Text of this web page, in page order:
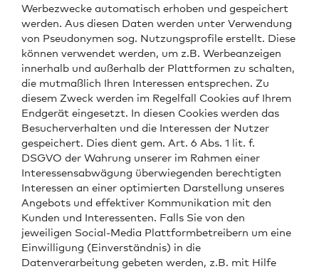
Werbezwecke automatisch erhoben und gespeichert
werden. Aus diesen Daten werden unter Verwendung
von Pseudonymen sog. Nutzungsprofile erstellt. Diese
können verwendet werden, um z.B. Werbeanzeigen
innerhalb und außerhalb der Plattformen zu schalten,
die mutmaßlich Ihren Interessen entsprechen. Zu
diesem Zweck werden im Regelfall Cookies auf Ihrem
Endgerät eingesetzt. In diesen Cookies werden das
Besucherverhalten und die Interessen der Nutzer
gespeichert. Dies dient gem. Art. 6 Abs. 1 lit. f.
DSGVO der Wahrung unserer im Rahmen einer
Interessensabwägung überwiegenden berechtigten
Interessen an einer optimierten Darstellung unseres
Angebots und effektiver Kommunikation mit den
Kunden und Interessenten. Falls Sie von den
jeweiligen Social-Media Plattformbetreibern um eine
Einwilligung (Einverständnis) in die
Datenverarbeitung gebeten werden, z.B. mit Hilfe